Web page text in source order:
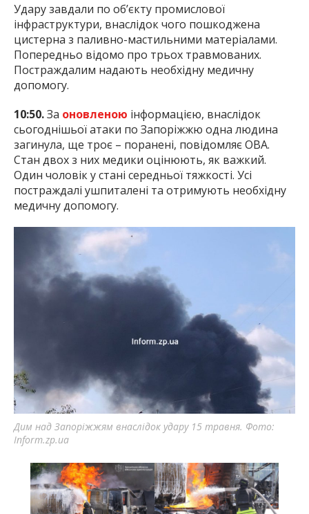
Удару завдали по об’єкту промислової
інфраструктури, внаслідок чого пошкоджена
цистерна з паливно-мастильними матеріалами.
Попередньо відомо про трьох травмованих.
Постраждалим надають необхідну медичну
допомогу.
10:50.За оновленою інформацією, внаслідок
сьогоднішьої атаки по Запоріжжю одна людина
загинула, ще троє – поранені, повідомляє ОВА.
Стан двох з них медики оцінюють, як важкий.
Один чоловік у стані середньої тяжкості. Усі
постраждалі ушпиталені та отримують необхідну
медичну допомогу.
Дим над Запоріжжям внаслідок удару 15 травня. Фото:
Inform.zp.ua